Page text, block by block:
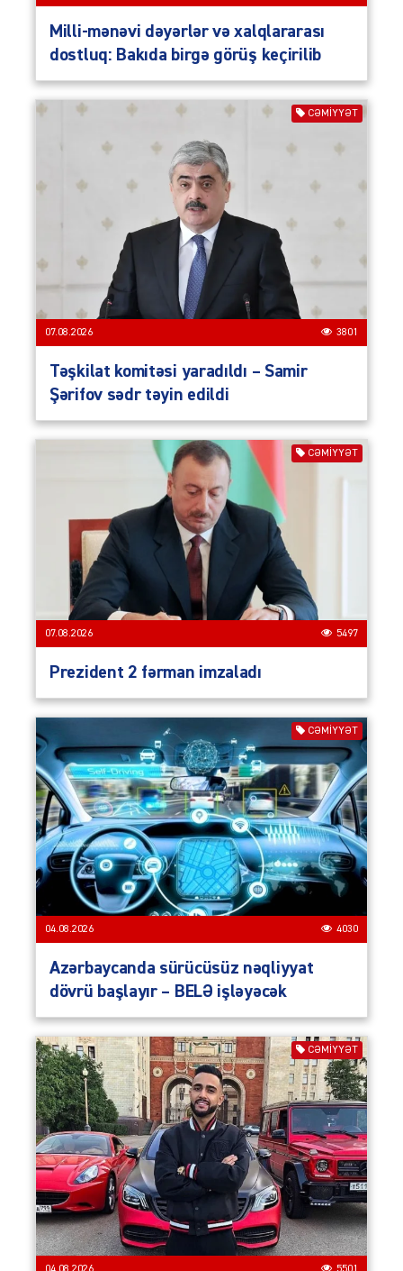
Milli-mənəvi dəyərlər və xalqlararası
dostluq: Bakıda birgə görüş keçirilib
CƏMIYYƏT
07.08.2026 3801
Təşkilat komitəsi yaradıldı – Samir
Şərifov sədr təyin edildi
CƏMIYYƏT
07.08.2026 5497
Prezident 2 fərman imzaladı
CƏMIYYƏT
04.08.2026 4030
Azərbaycanda sürücüsüz nəqliyyat
dövrü başlayır – BELƏ işləyəcək
CƏMIYYƏT